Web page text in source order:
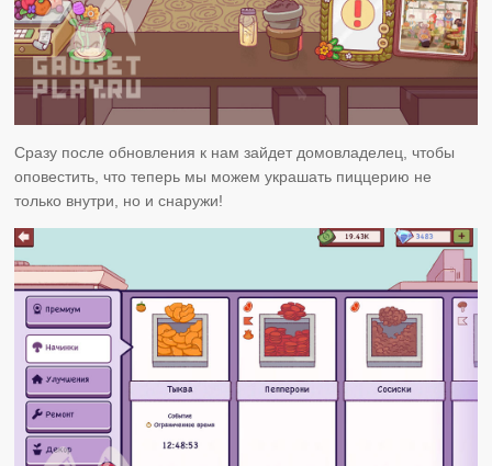
Сразу после обновления к нам зайдет домовладелец, чтобы
оповестить, что теперь мы можем украшать пиццерию не
только внутри, но и снаружи!